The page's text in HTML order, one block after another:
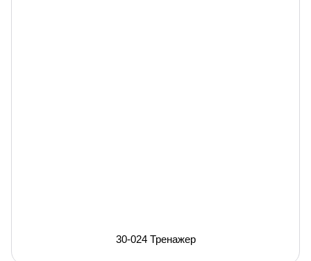
30-024 Тренажер